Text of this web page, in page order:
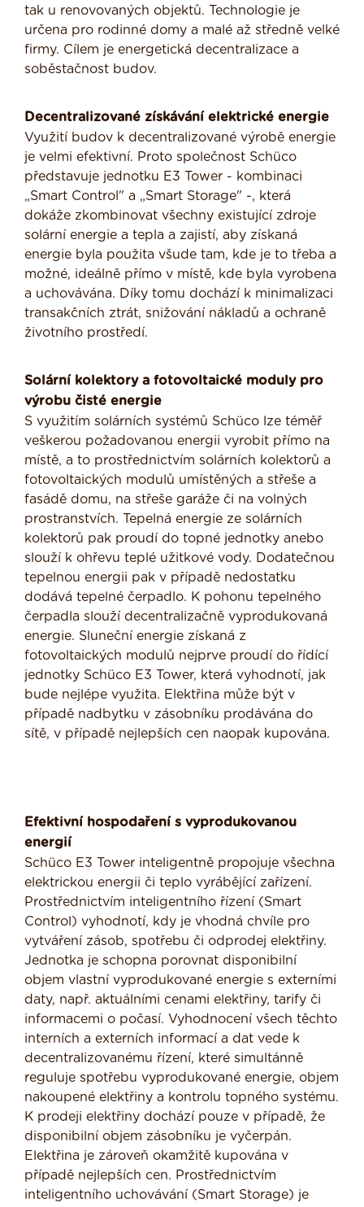
tak u renovovaných objektů. Technologie je
určena pro rodinné domy a malé až středně velké
firmy. Cílem je energetická decentralizace a
soběstačnost budov.
Decentralizované získávání elektrické energie
Využití budov k decentralizované výrobě energie
je velmi efektivní. Proto společnost Schüco
představuje jednotku E3 Tower - kombinaci
„Smart Control" a „Smart Storage" -, která
dokáže zkombinovat všechny existující zdroje
solární energie a tepla a zajistí, aby získaná
energie byla použita všude tam, kde je to třeba a
možné, ideálně přímo v místě, kde byla vyrobena
a uchovávána. Díky tomu dochází k minimalizaci
transakčních ztrát, snižování nákladů a ochraně
životního prostředí.
Solární kolektory a fotovoltaické moduly pro
výrobu čisté energie
S využitím solárních systémů Schüco lze téměř
veškerou požadovanou energii vyrobit přímo na
místě, a to prostřednictvím solárních kolektorů a
fotovoltaických modulů umístěných a střeše a
fasádě domu, na střeše garáže či na volných
prostranstvích. Tepelná energie ze solárních
kolektorů pak proudí do topné jednotky anebo
slouží k ohřevu teplé užitkové vody. Dodatečnou
tepelnou energii pak v případě nedostatku
dodává tepelné čerpadlo. K pohonu tepelného
čerpadla slouží decentralizačně vyprodukovaná
energie. Sluneční energie získaná z
fotovoltaických modulů nejprve proudí do řídící
jednotky Schüco E3 Tower, která vyhodnotí, jak
bude nejlépe využita. Elektřina může být v
případě nadbytku v zásobníku prodávána do
sítě, v případě nejlepších cen naopak kupována.
Efektivní hospodaření s vyprodukovanou
energií
Schüco E3 Tower inteligentně propojuje všechna
elektrickou energii či teplo vyrábějící zařízení.
Prostřednictvím inteligentního řízení (Smart
Control) vyhodnotí, kdy je vhodná chvíle pro
vytváření zásob, spotřebu či odprodej elektřiny.
Jednotka je schopna porovnat disponibilní
objem vlastní vyprodukované energie s externími
daty, např. aktuálními cenami elektřiny, tarify či
informacemi o počasí. Vyhodnocení všech těchto
interních a externích informací a dat vede k
decentralizovanému řízení, které simultánně
reguluje spotřebu vyprodukované energie, objem
nakoupené elektřiny a kontrolu topného systému.
K prodeji elektřiny dochází pouze v případě, že
disponibilní objem zásobníku je vyčerpán.
Elektřina je zároveň okamžitě kupována v
případě nejlepších cen. Prostřednictvím
inteligentního uchovávání (Smart Storage) je